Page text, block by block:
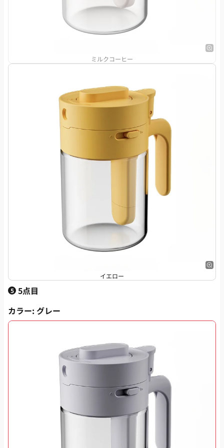
ミルクコーヒー
イエロー
5 5点目
カラー: グレー